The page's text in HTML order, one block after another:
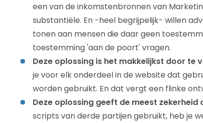
een van de inkomstenbronnen van
substantiële. En -heel begrijpelijk- willen
tonen aan mensen die daar geen
toestemming 'aan de poort' vragen.
Deze oplossing is het makkelijkst door te
je voor elk onderdeel in de website dat
worden gebruikt. En dat vergt een flinke
Deze oplossing geeft de meest
scripts van derde partijen gebruikt, heb je